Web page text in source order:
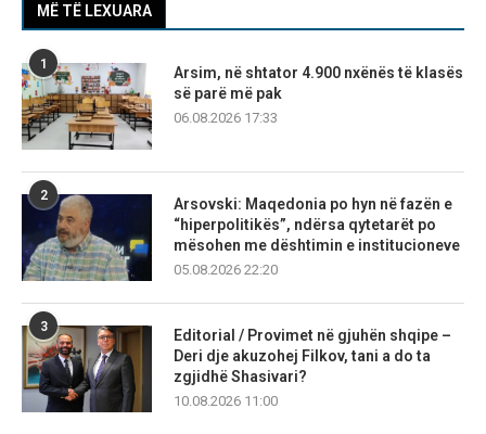
MË TË LEXUARA
1
Arsim, në shtator 4.900 nxënës të klasës
së parë më pak
06.08.2026 17:33
2
Arsovski: Maqedonia po hyn në fazën e
“hiperpolitikës”, ndërsa qytetarët po
mësohen me dështimin e institucioneve
05.08.2026 22:20
3
Editorial / Provimet në gjuhën shqipe –
Deri dje akuzohej Filkov, tani a do ta
zgjidhë Shasivari?
10.08.2026 11:00